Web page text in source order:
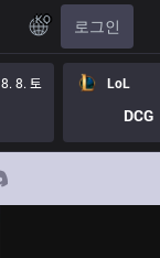
KO 로그인
8. 8. 토 LoL
DCG